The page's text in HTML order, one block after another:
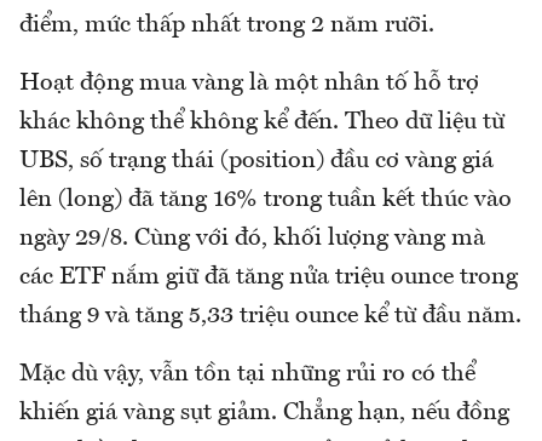
điểm, mức thấp nhất trong 2 năm rưỡi.
Hoạt động mua vàng là một nhân tố hỗ trợ
khác không thể không kể đến. Theo dữ liệu từ
UBS, số trạng thái (position) đầu cơ vàng giá
lên (long) đã tăng 16% trong tuần kết thúc vào
ngày 29/8. Cùng với đó, khối lượng vàng mà
các ETF nắm giữ đã tăng nửa triệu ounce trong
tháng 9 và tăng 5,33 triệu ounce kể từ đầu năm.
Mặc dù vậy, vẫn tồn tại những rủi ro có thể
khiến giá vàng sụt giảm. Chẳng hạn, nếu đồng